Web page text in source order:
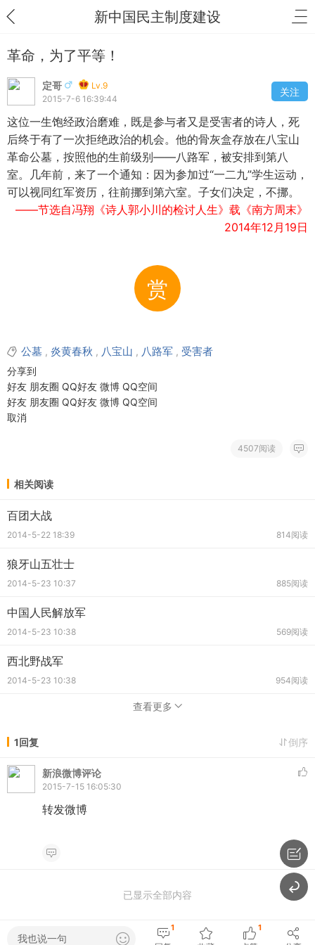
新中国民主制度建设
革命，为了平等！
定哥
Lv.9
2015-7-6 16:39:44
关注
这位一生饱经政治磨难，既是参与者又是受害者的诗人，死
后终于有了一次拒绝政治的机会。他的骨灰盒存放在八宝山
革命公墓，按照他的生前级别——八路军，被安排到第八
室。几年前，来了一个通知：因为参加过“一二九”学生运动，
可以视同红军资历，往前挪到第六室。子女们决定，不挪。
——节选自冯翔《诗人郭小川的检讨人生》载《南方周末》
2014年12月19日
赏
公墓 , 炎黄春秋 , 八宝山 , 八路军 , 受害者
分享到
好友 朋友圈 QQ好友 微博 QQ空间
好友 朋友圈 QQ好友 微博 QQ空间
取消
4507阅读
相关阅读
百团大战
2014-5-22 18:39 814阅读
狼牙山五壮士
2014-5-23 10:37 885阅读
中国人民解放军
2014-5-23 10:38 569阅读
西北野战军
2014-5-23 10:38 954阅读
查看更多
1回复 倒序
新浪微博评论
2015-7-15 16:05:30
转发微博
已显示全部内容
我也说一句
1 1